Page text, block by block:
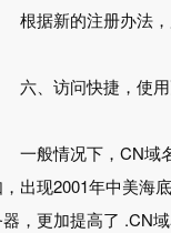
据新的注册办法，
、访问快捷，使用
般情况下，CN域名
出现2001年中美海
，更加提高了 .CN